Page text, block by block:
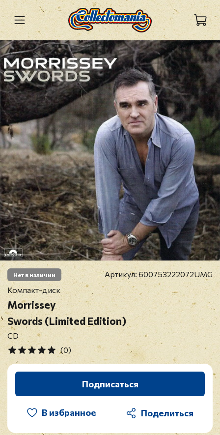
Нет в наличии Артикул: 600753222072UMG
Компакт-диск
Morrissey
Swords (Limited Edition)
CD
(0)
Подписаться
В избранное